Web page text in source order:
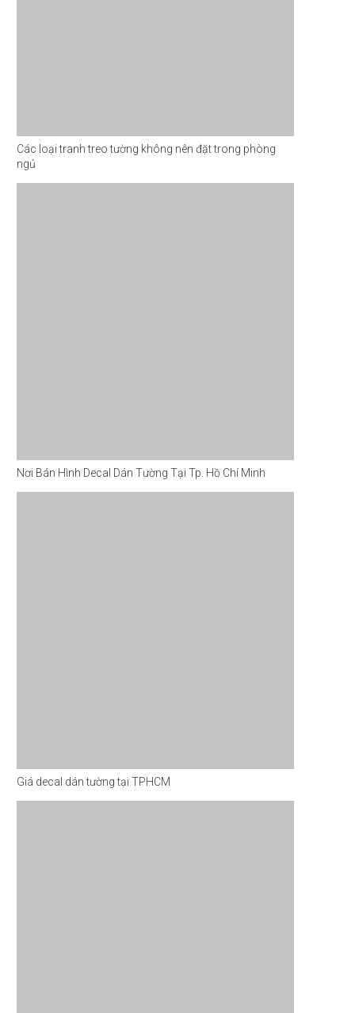
Các loại tranh treo tường không nên đặt trong phòng
ngủ
Nơi Bán Hình Decal Dán Tường Tại Tp. Hồ Chí Minh
Giá decal dán tường tại TPHCM